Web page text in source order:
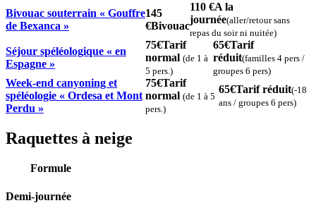
Bivouac souterrain « Gouffre
de Bexanca »
145
€Bivouac
110 €A la
journée(aller/retour sans
repas du soir ni nuitée)
Séjour spéléologique « en
Espagne »
75€Tarif
normal (de 1 à
5 pers.)
65€Tarif
réduit(familles 4 pers /
groupes 6 pers)
Week-end canyoning et
spéléologie « Ordesa et Mont
Perdu »
75€Tarif
normal (de 1 à 5
pers.)
65€Tarif réduit(-18
ans / groupes 6 pers)
Raquettes à neige
Formule
Demi-journée